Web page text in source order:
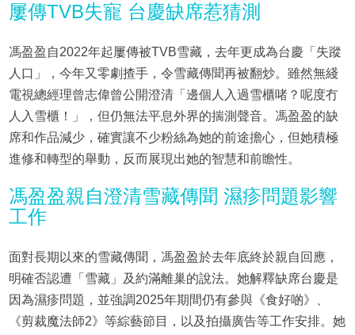
屢傳TVB失寵 台慶缺席惹猜測
馮盈盈自2022年起屢傳被TVB雪藏，去年更成為台慶「失蹤
人口」，今年又零劇揸手，令雪藏傳聞再被翻炒。雖然無綫
電視總經理曾志偉曾公開澄清「邊個人入過雪櫃啫？呢度冇
人入雪櫃！」，但仍無法平息外界的揣測聲音。馮盈盈的缺
席和作品減少，確實讓不少粉絲為她的前途擔心，但她積極
進修和轉型的舉動，反而展現出她的智慧和前瞻性。
馮盈盈親自澄清雪藏傳聞 濕疹問題影響
工作
面對長期以來的雪藏傳聞，馮盈盈於去年底終於親自回應，
明確否認遭「雪藏」及約滿離巢的說法。她解釋缺席台慶是
因為濕疹問題，並強調2025年期間仍有參與《食好啲》、
《剪裁魔法師2》等綜藝節目，以及拍攝廣告等工作安排。她